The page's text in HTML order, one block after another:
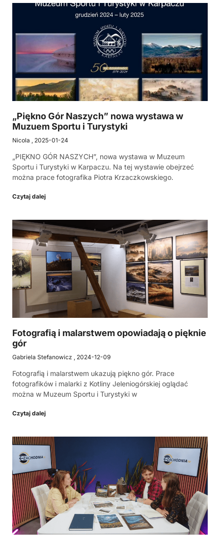
„Piękno Gór Naszych” nowa wystawa w
Muzuem Sportu i Turystyki
Nicola 2025-01-24
„PIĘKNO GÓR NASZYCH”, nowa wystawa w Muzeum
Sportu i Turystyki w Karpaczu. Na tej wystawie obejrzeć
można prace fotografika Piotra Krzaczkowskiego.
Czytaj dalej
Fotografią i malarstwem opowiadają o pięknie
gór
Gabriela Stefanowicz 2024-12-09
Fotografią i malarstwem ukazują piękno gór. Prace
fotografików i malarki z Kotliny Jeleniogórskiej oglądać
można w Muzeum Sportu i Turystyki w
Czytaj dalej